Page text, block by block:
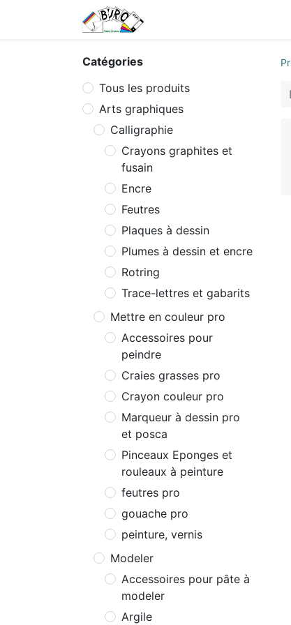
Catégories
Tous les produits
Arts graphiques
Calligraphie
Crayons graphites et
fusain
Encre
Feutres
Plaques à dessin
Plumes à dessin et encre
Rotring
Trace-lettres et gabarits
Mettre en couleur pro
Accessoires pour
peindre
Craies grasses pro
Crayon couleur pro
Marqueur à dessin pro
et posca
Pinceaux Eponges et
rouleaux à peinture
feutres pro
gouache pro
peinture, vernis
Modeler
Accessoires pour pâte à
modeler
Argile